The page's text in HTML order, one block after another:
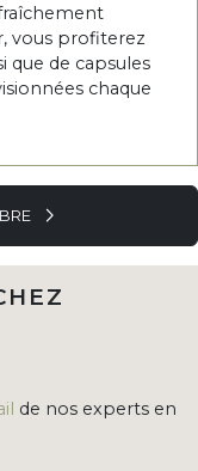
vous profiterez
que de capsules
chaque
de nos experts en